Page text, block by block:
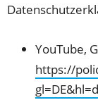
YouTube,
https://
(Öffnet